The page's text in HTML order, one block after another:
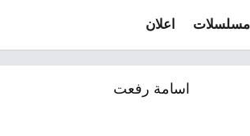
مسلسلات اعلان
اسامة رفعت